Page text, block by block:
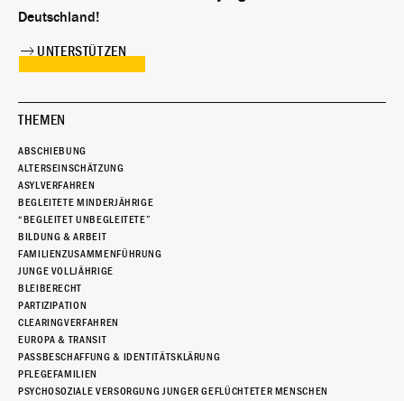
Deutschland!
UNTERSTÜTZEN
THEMEN
ABSCHIEBUNG
ALTERSEINSCHÄTZUNG
ASYLVERFAHREN
BEGLEITETE MINDERJÄHRIGE
“BEGLEITET UNBEGLEITETE”
BILDUNG & ARBEIT
FAMILIENZUSAMMENFÜHRUNG
JUNGE VOLLJÄHRIGE
BLEIBERECHT
PARTIZIPATION
CLEARINGVERFAHREN
EUROPA & TRANSIT
PASSBESCHAFFUNG & IDENTITÄTSKLÄRUNG
PFLEGEFAMILIEN
PSYCHOSOZIALE VERSORGUNG JUNGER GEFLÜCHTETER MENSCHEN